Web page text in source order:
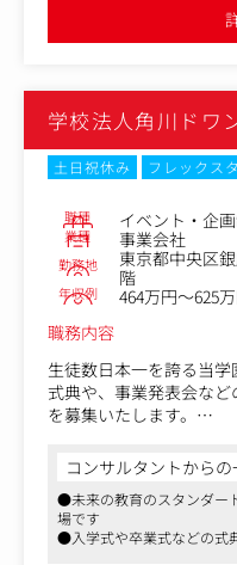
・アサイン管理、スケ
学校法人角川ドワ
土日祝休み フレックス
職種 イベント・企
業種 事業会社
勤務地
東京都中央区
階
年収例
464万円～625
職務内容
生徒数日本一を誇る当
式典や、事業発表会な
を募集いたします。
【具体的には】
・イベント等の企画立
外部の制作会社への発注
・イベント制作等のマ
・事後のダイジェスト
コンサルタントからの
●未来の教育のスタンダー
場です
●入学式や卒業式などの式